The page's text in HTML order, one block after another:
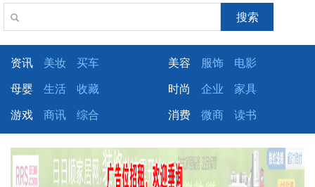
搜索
资讯 美妆 买车 美容 服饰 电影
母婴 生活 收藏 时尚 企业 家具
游戏 商讯 综合 消费 微商 读书